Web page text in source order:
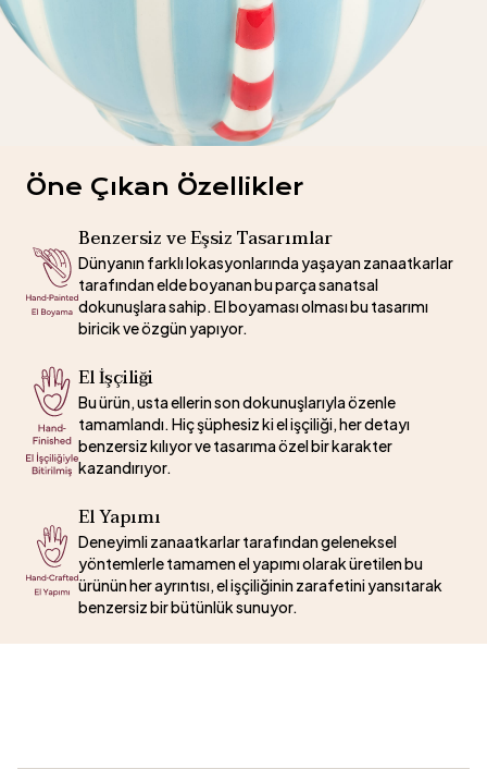
Öne Çıkan Özellikler
Benzersiz ve Eşsiz Tasarımlar
Dünyanın farklı lokasyonlarında yaşayan zanaatkarlar
tarafından elde boyanan bu parça sanatsal
dokunuşlara sahip. El boyaması olması bu tasarımı
biricik ve özgün yapıyor.
El İşçiliği
Bu ürün, usta ellerin son dokunuşlarıyla özenle
tamamlandı. Hiç şüphesiz ki el işçiliği, her detayı
benzersiz kılıyor ve tasarıma özel bir karakter
kazandırıyor.
El Yapımı
Deneyimli zanaatkarlar tarafından geleneksel
yöntemlerle tamamen el yapımı olarak üretilen bu
ürünün her ayrıntısı, el işçiliğinin zarafetini yansıtarak
benzersiz bir bütünlük sunuyor.